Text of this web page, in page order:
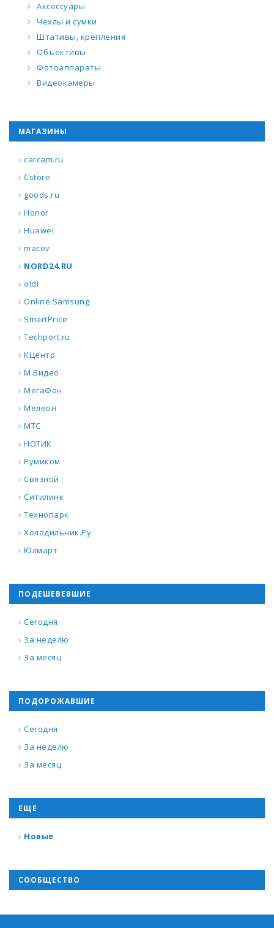
Аксессуары
Чехлы и сумки
Штативы, крепления
Объективы
Фотоаппараты
Видеокамеры
МАГАЗИНЫ
carcam.ru
Cstore
goods.ru
Honor
Huawei
macov
NORD24.RU
oldi
Online Samsung
SmartPrice
Techport.ru
КЦентр
М.Видео
МегаФон
Мелеон
МТС
НОТИК
Румиком
Связной
Ситилинк
Технопарк
Холодильник.Ру
Юлмарт
ПОДЕШЕВЕВШИЕ
Сегодня
За неделю
За месяц
ПОДОРОЖАВШИЕ
Сегодня
За неделю
За месяц
ЕЩЕ
Новые
СООБЩЕСТВО